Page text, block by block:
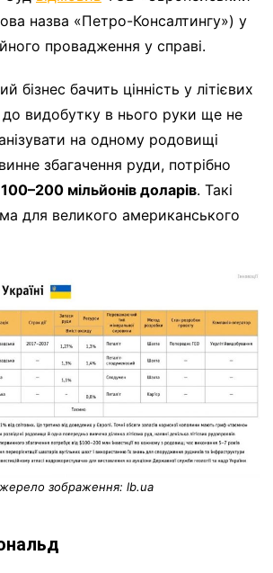
назва «Петро-Консалтингу») у
провадження у справі.
бізнес бачить цінність у літієвих
видобутку в нього руки ще не
на одному родовищі
збагачення руди, потрібно
100–200 мільйонів доларів. Такі
для великого американського
зображення: lb.ua